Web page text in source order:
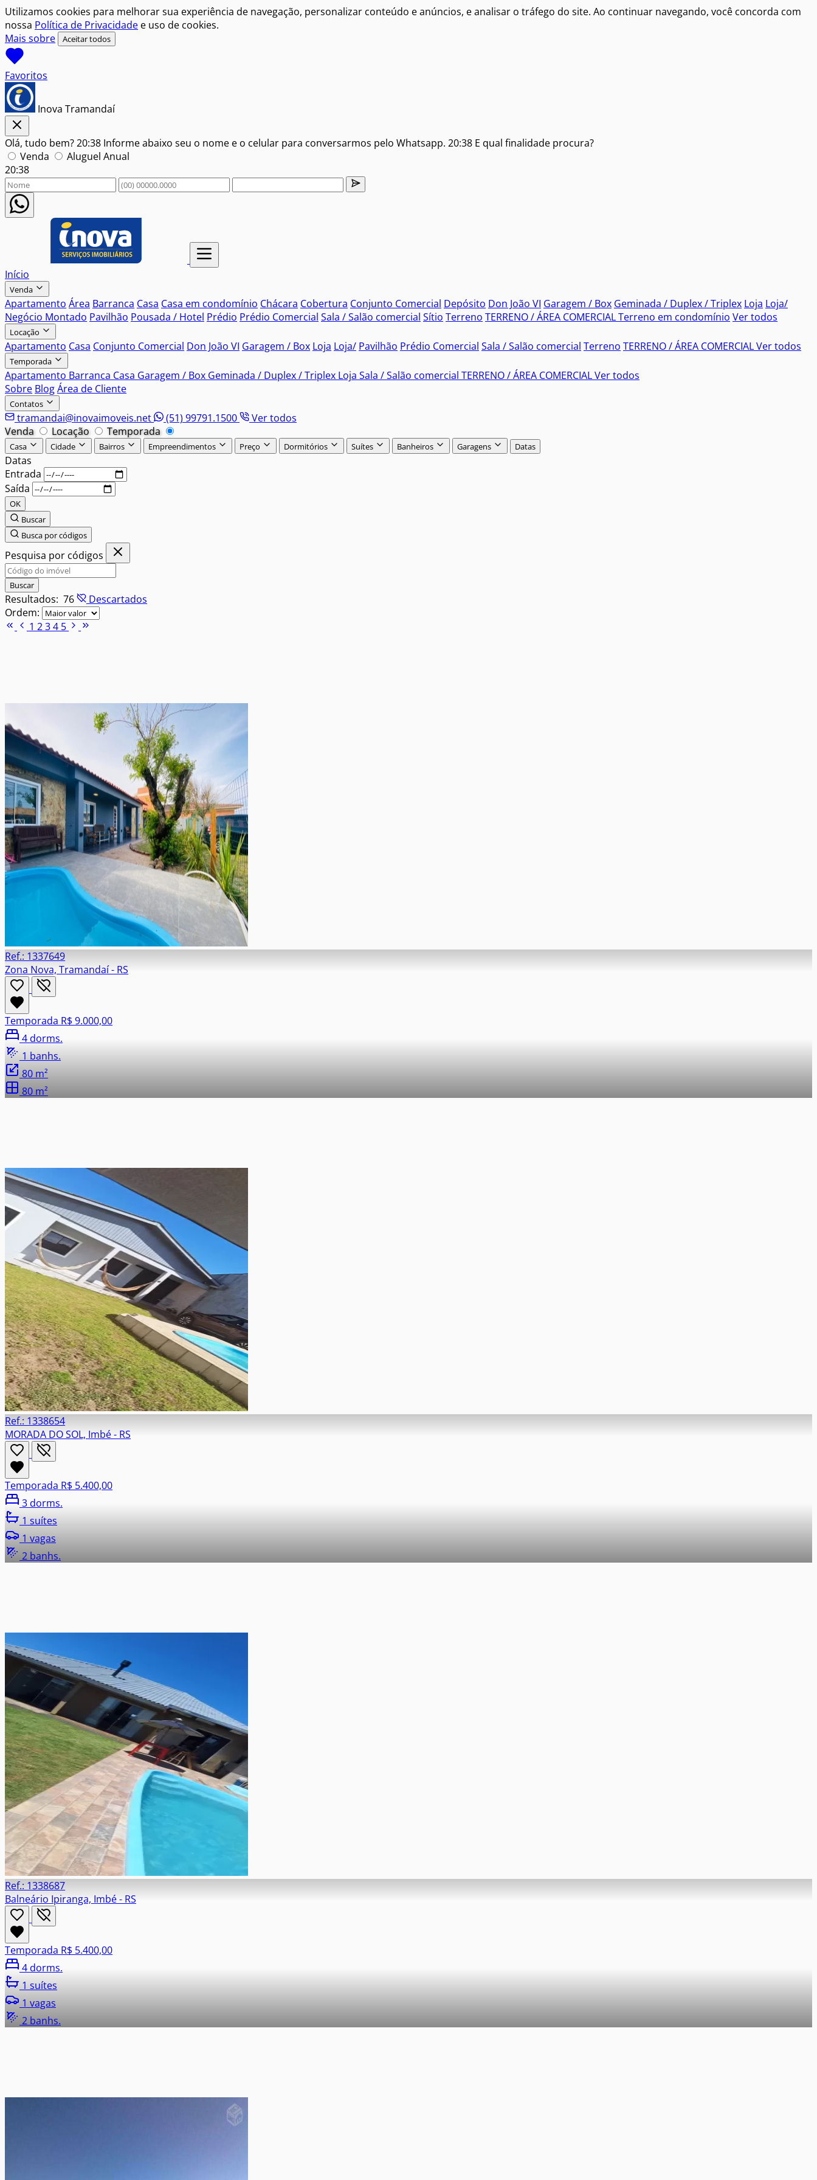
Utilizamos cookies para melhorar sua experiência de navegação, personalizar conteúdo e anúncios, e analisar o tráfego do site. Ao continuar navegando, você concorda com
nossa Política de Privacidade e uso de cookies.
Mais sobre
Aceitar todos
Favoritos
Inova Tramandaí
Olá, tudo bem?20:38 Informe abaixo seu o nome e o celular para conversarmos pelo Whatsapp. 20:38 E qual finalidade procura?
Venda
Aluguel Anual
20:38
Início
Venda
Apartamento Área Barranca Casa Casa em condomínio Chácara Cobertura Conjunto Comercial Depósito Don João VI Garagem / Box Geminada / Duplex / Triplex Loja Loja/
Negócio Montado Pavilhão Pousada / Hotel Prédio Prédio Comercial Sala / Salão comercial Sítio Terreno TERRENO / ÁREA COMERCIALTerreno em condomínio Ver todos
Locação
Apartamento Casa Conjunto Comercial Don João VI Garagem / Box Loja Loja/ Pavilhão Prédio Comercial Sala / Salão comercial Terreno TERRENO / ÁREA COMERCIALVer todos
Temporada
Apartamento Barranca Casa Garagem / Box Geminada / Duplex / Triplex Loja Sala / Salão comercial TERRENO / ÁREA COMERCIALVer todos
Sobre BlogÁrea de Cliente
Contatos
tramandai@inovaimoveis.net (51) 99791.1500
Ver todos
Venda
Locação Temporada
Casa Cidade Bairros Empreendimentos Preço Dormitórios Suítes Banheiros Garagens
Datas
Entrada
Saída
OK
Buscar
Busca por códigos
Pesquisa por códigos
Buscar
Resultados: 76
Descartados
Ordem:
1 234 5
Ref.: 1337649
Zona Nova, Tramandaí - RS
Temporada R$ 9.000,00
4 dorms.
1 banhs.
80 m²
80 m²
Ref.: 1338654
MORADA DO SOL, Imbé - RS
Temporada R$ 5.400,00
3 dorms.
1 suítes
1 vagas
2 banhs.
Ref.: 1338687
Balneário Ipiranga, Imbé - RS
Temporada R$ 5.400,00
4 dorms.
1 suítes
1 vagas
2 banhs.